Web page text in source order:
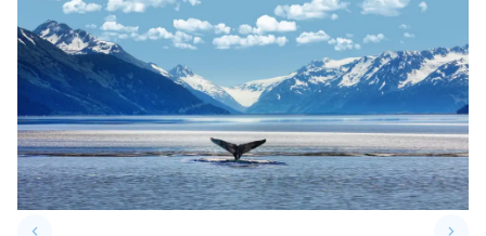
keyboard_arrow_left keyboard_arrow_right